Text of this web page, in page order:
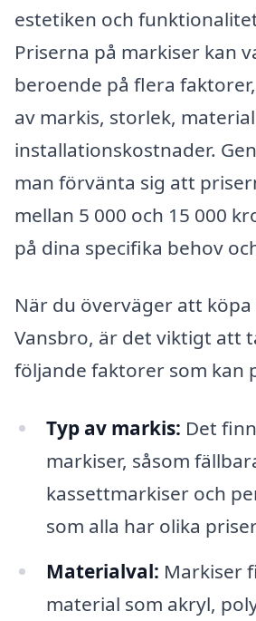
estetiken och
Priserna på markiser kan
beroende på flera
av markis, storlek,
installationskostnader.
man förvänta sig att
mellan 5 000 och 15 000
på dina specifika behov
När du överväger att köpa
Vansbro, är det viktigt att
följande faktorer som kan
Typ av markis: Det
markiser, såsom
kassettmarkiser och
som alla har olika
Materialval: Markiser
material som akryl,